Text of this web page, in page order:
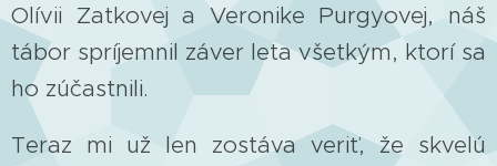
Olívii Zatkovej a Veronike Purgyovej, náš
tábor spríjemnil záver leta všetkým, ktorí sa
ho zúčastnili.
Teraz mi už len zostáva veriť, že skvelú